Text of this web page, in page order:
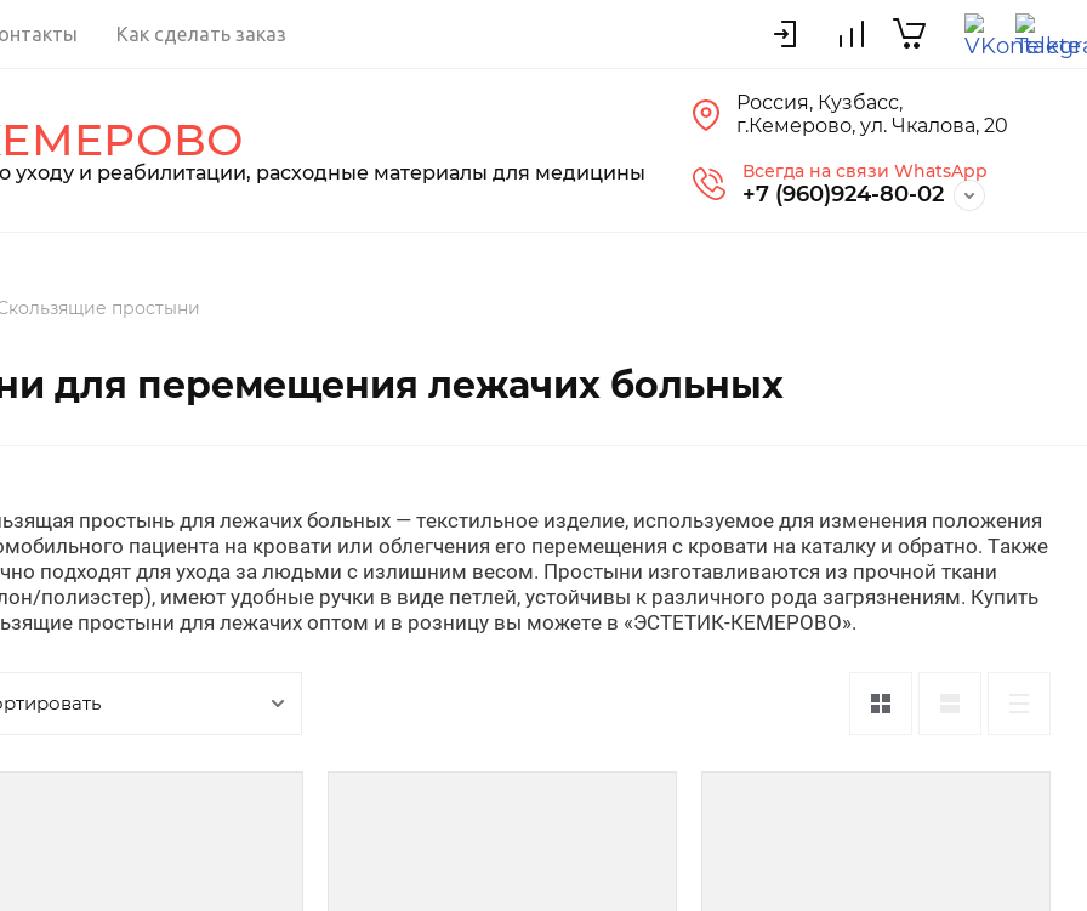
Как сделать заказ
уходу и реабилитации, расходные материалы для медицины
Россия, Кузбасс,
г.Кемерово, ул. Чкалова, 20
Всегда на связи WhatsApp
+7 (960)924-80-02
простыни
для перемещения лежачих больных
простынь для лежачих больных — текстильное изделие, используемое для изменения положения
пациента на кровати или облегчения его перемещения с кровати на каталку и обратно. Также
подходят для ухода за людьми с излишним весом. Простыни изготавливаются из прочной ткани
полиэстер), имеют удобные ручки в виде петлей, устойчивы к различного рода загрязнениям. Купить
простыни для лежачих оптом и в розницу вы можете в «ЭСТЕТИК-КЕМЕРОВО».